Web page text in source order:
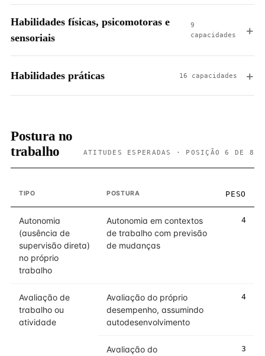
Habilidades físicas, psicomotoras e
sensoriais
9
capacidades
Habilidades práticas 16 capacidades
Postura no
trabalho
ATITUDES ESPERADAS · POSIÇÃO 6 DE 8
TIPO POSTURA PESO
Autonomia
(ausência de
supervisão direta)
no próprio
trabalho
Autonomia em contextos
de trabalho com previsão
de mudanças
4
Avaliação de
trabalho ou
atividade
Avaliação do próprio
desempenho, assumindo
autodesenvolvimento
4
Avaliação do
3